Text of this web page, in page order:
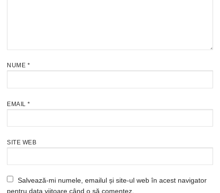
NUME *
EMAIL *
SITE WEB
Salvează-mi numele, emailul și site-ul web în acest navigator
pentru data viitoare când o să comentez.